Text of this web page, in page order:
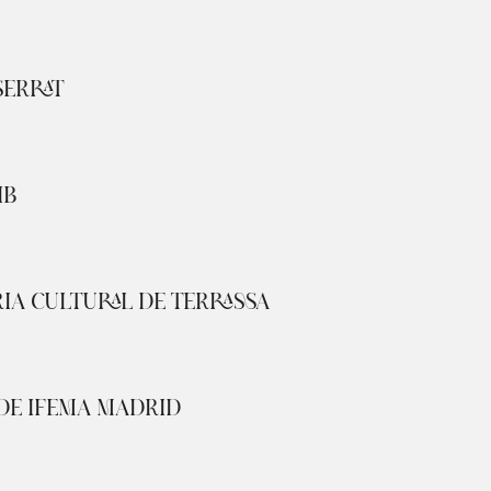
CULTURAL DE TERRASSA
IFEMA MADRID